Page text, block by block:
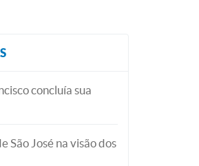
concluía sua
São José na visão dos